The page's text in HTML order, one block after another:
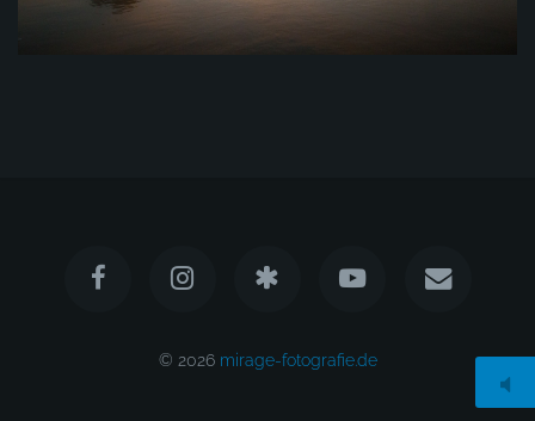
© 2026 mirage-fotografie.de